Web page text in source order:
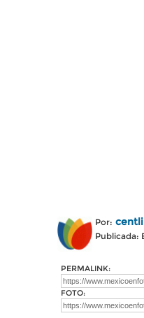
Por: centli
Publicada:
PERMALINK:
FOTO: